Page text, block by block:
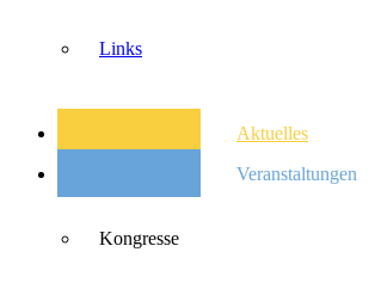
Links
Aktuelles
Veranstaltungen
Kongresse